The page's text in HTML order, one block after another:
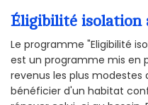
Éligibilité isolation
Le programme "Eligibilité
est un programme mis en
revenus les plus modestes
bénéficier d'un habitat